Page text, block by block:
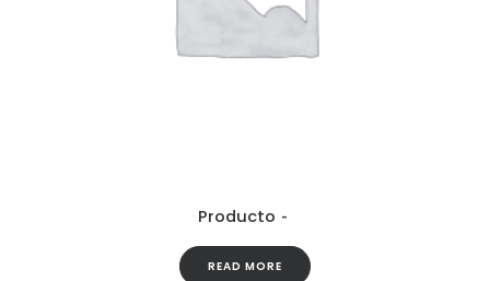
Producto
READ MORE